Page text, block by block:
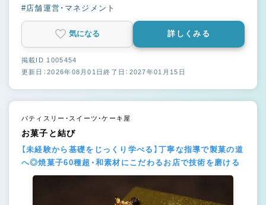
#店舗運営・マネジメント
気になる 詳しくみる
掲載ID 1005454
更新日：2026年08月01日終了日：2027年01月15日
パティスリー・スイーツ・ケーキ屋
お菓子と結び
【未経験から基礎をじっくり学べる】丁寧な指導で製菓の道
へ◎焼菓子60種超・和素材にこだわるお店で技術を磨ける